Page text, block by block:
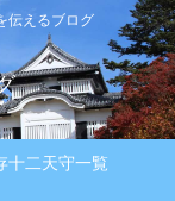
伝えるブログ
十二天守一覧